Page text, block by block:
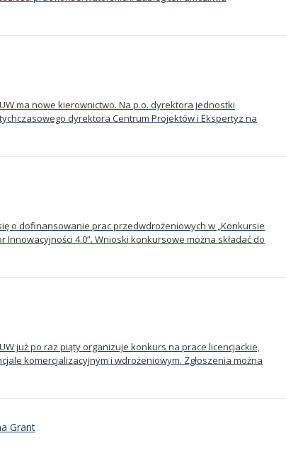
ma nowe kierownictwo. Na p.o. dyrektora jednostki
dyrektora Centrum Projektów i Ekspertyz na
o dofinansowanie prac przedwdrożeniowych w „Konkursie
4.0”. Wnioski konkursowe można składać do
już po raz piąty organizuje konkurs na prace licencjackie,
komercjalizacyjnym i wdrożeniowym. Zgłoszenia można
Grant